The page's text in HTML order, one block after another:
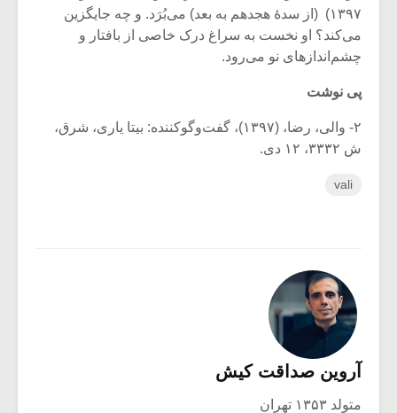
۱۳۹۷) (از سدۀ هجدهم به بعد) می‌بُرَد. و چه جایگزین
می‌کند؟ او نخست به سراغ درک خاصی از بافتار و
چشم‌اندازهای نو می‌رود.
پی نوشت
۲- والی، رضا، (۱۳۹۷)، گفت‌وگوکننده: بیتا یاری، شرق،
ش ۳۳۳۲، ۱۲ دی.
vali
آروین صداقت کیش
متولد ۱۳۵۳ تهران